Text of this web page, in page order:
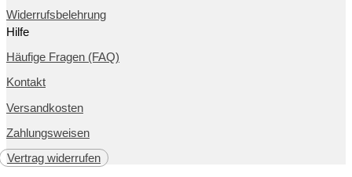
Widerrufsbelehrung
Hilfe
Häufige Fragen (FAQ)
Kontakt
Versandkosten
Zahlungsweisen
Vertrag widerrufen